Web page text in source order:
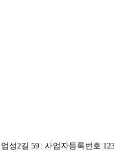
성2길 59 | 사업자등록번호